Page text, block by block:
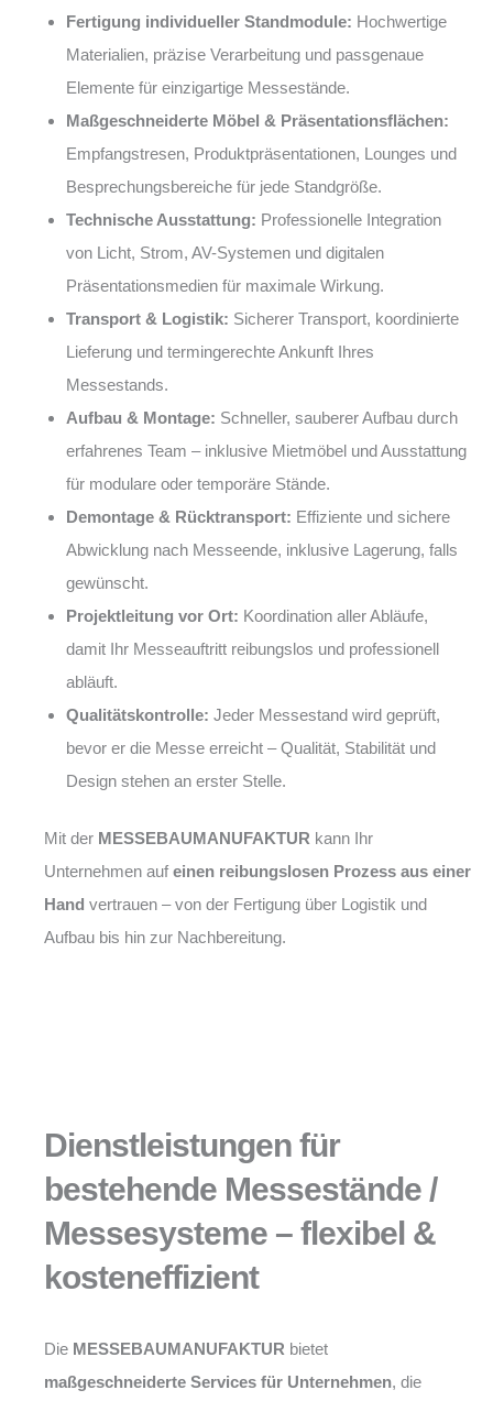
Fertigung individueller Standmodule: Hochwertige
Materialien, präzise Verarbeitung und passgenaue
Elemente für einzigartige Messestände.
Maßgeschneiderte Möbel & Präsentationsflächen:
Empfangstresen, Produktpräsentationen, Lounges und
Besprechungsbereiche für jede Standgröße.
Technische Ausstattung: Professionelle Integration
von Licht, Strom, AV-Systemen und digitalen
Präsentationsmedien für maximale Wirkung.
Transport & Logistik: Sicherer Transport, koordinierte
Lieferung und termingerechte Ankunft Ihres
Messestands.
Aufbau & Montage: Schneller, sauberer Aufbau durch
erfahrenes Team – inklusive Mietmöbel und Ausstattung
für modulare oder temporäre Stände.
Demontage & Rücktransport: Effiziente und sichere
Abwicklung nach Messeende, inklusive Lagerung, falls
gewünscht.
Projektleitung vor Ort: Koordination aller Abläufe,
damit Ihr Messeauftritt reibungslos und professionell
abläuft.
Qualitätskontrolle: Jeder Messestand wird geprüft,
bevor er die Messe erreicht – Qualität, Stabilität und
Design stehen an erster Stelle.
Mit der MESSEBAUMANUFAKTUR kann Ihr
Unternehmen auf einen reibungslosen Prozess aus einer
Hand vertrauen – von der Fertigung über Logistik und
Aufbau bis hin zur Nachbereitung.
Dienstleistungen für
bestehende Messestände /
Messesysteme – flexibel &
kosteneffizient
Die MESSEBAUMANUFAKTUR bietet
maßgeschneiderte Services für Unternehmen, die